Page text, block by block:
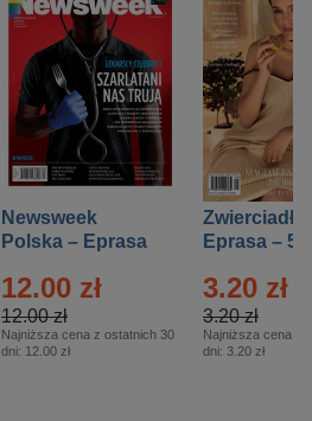
Newsweek
Polska – Eprasa
12.00 zł
12.00 zł
Najniższa cena z ostatnich 30
dni: 12.00 zł
Zwierciadło
Eprasa – 5/
3.20 zł
3.20 zł
Najniższa cena z
dni: 3.20 zł